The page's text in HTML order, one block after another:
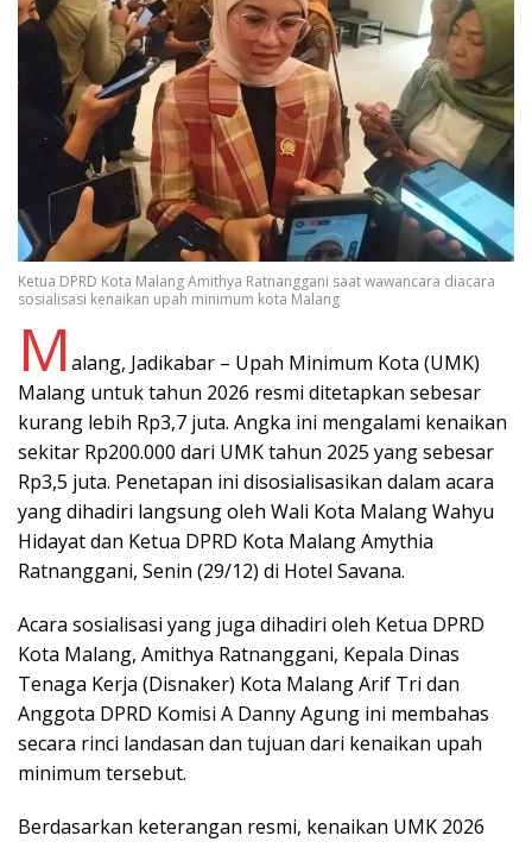
Ketua DPRD Kota Malang Amithya Ratnanggani saat wawancara diacara
sosialisasi kenaikan upah minimum kota Malang
Malang, Jadikabar – Upah Minimum Kota (UMK)
Malang untuk tahun 2026 resmi ditetapkan sebesar
kurang lebih Rp3,7 juta. Angka ini mengalami kenaikan
sekitar Rp200.000 dari UMK tahun 2025 yang sebesar
Rp3,5 juta. Penetapan ini disosialisasikan dalam acara
yang dihadiri langsung oleh Wali Kota Malang Wahyu
Hidayat dan Ketua DPRD Kota Malang Amythia
Ratnanggani, Senin (29/12) di Hotel Savana.
Acara sosialisasi yang juga dihadiri oleh Ketua DPRD
Kota Malang, Amithya Ratnanggani, Kepala Dinas
Tenaga Kerja (Disnaker) Kota Malang Arif Tri dan
Anggota DPRD Komisi A Danny Agung ini membahas
secara rinci landasan dan tujuan dari kenaikan upah
minimum tersebut.
Berdasarkan keterangan resmi, kenaikan UMK 2026